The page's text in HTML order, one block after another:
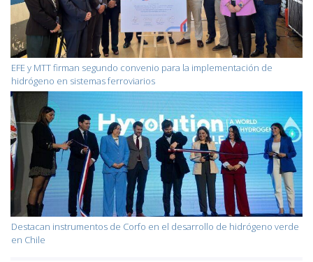
EFE y MTT firman segundo convenio para la implementación de
hidrógeno en sistemas ferroviarios
Destacan instrumentos de Corfo en el desarrollo de hidrógeno verde
en Chile